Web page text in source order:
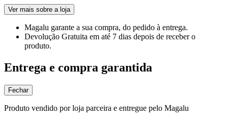
Ver mais sobre a loja
Magalu garante a sua compra, do pedido à entrega.
Devolução Gratuita em até 7 dias depois de receber o
produto.
Entrega e compra garantida
Fechar
Produto vendido por loja parceira e entregue pelo Magalu